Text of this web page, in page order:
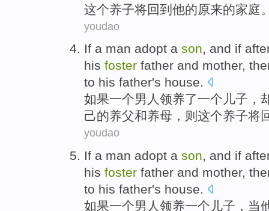
这个养子将回到 他的原来的家庭
youdao
If a man adopt a son, and if
his foster father and mother,
to his father's house.
如果一个男人 领养了一个 儿子 ，
己的养父和养母 ， 则 这个养子将
youdao
If a man adopt a son, and if
his foster father and mother,
to his father's house.
如果一个男人 领养一个 儿子 ， 当